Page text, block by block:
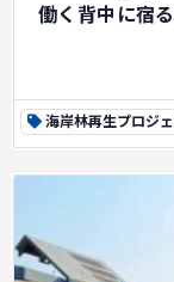
働く背中に宿
海岸林再生プロジ